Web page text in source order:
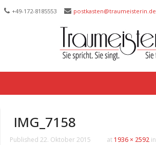
+49-172-­8185553 postkasten@traumeisterin.de
IMG_7158
Published 22. Oktober 2015 at1936 × 2592 in